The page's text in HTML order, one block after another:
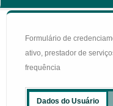
Formulário de
ativo, prestador de
frequência
Dados do Usuário